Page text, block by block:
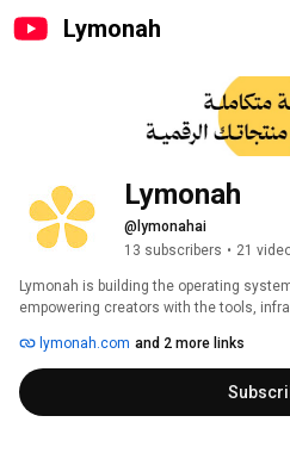
Lymonah
Lymonah
@lymonahai
13 subscribers • 21
Lymonah is building the operating
empowering creators with the tools,
lymonah.com and 2 more links